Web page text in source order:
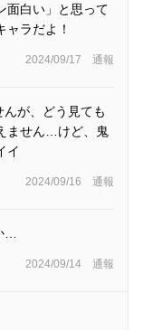
面白い」と思って
ラだよ！
2024/09/17 通報
が、どう見ても
ません…けど、鬼
イ
2024/09/16 通報
…
2024/09/14 通報